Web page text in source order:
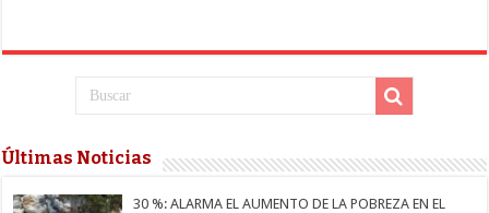
Últimas Noticias
30 %: ALARMA EL AUMENTO DE LA POBREZA EN EL